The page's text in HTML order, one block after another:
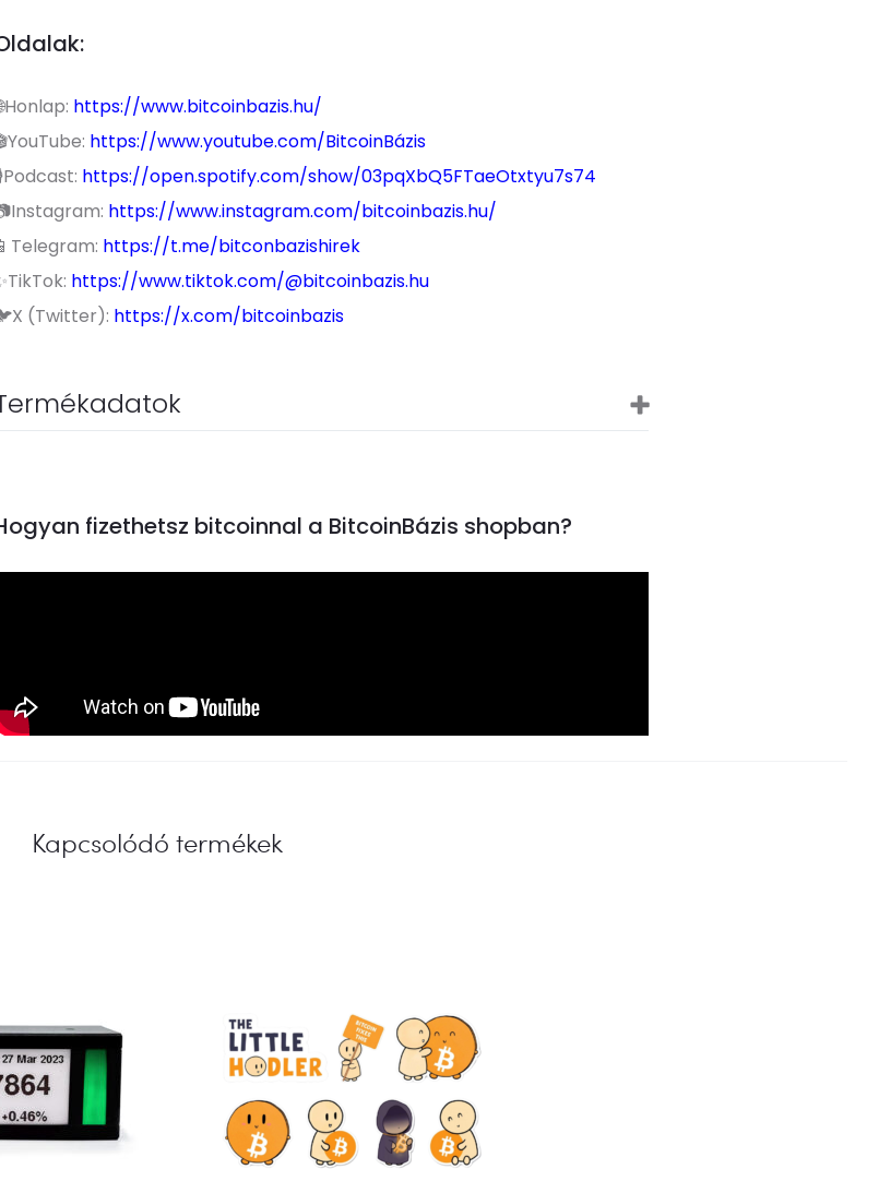
https://www.bitcoinbazis.hu/
https://www.youtube.com/BitcoinBázis
https://open.spotify.com/show/03pqXbQ5FTaeOtxtyu7s74
https://www.instagram.com/bitcoinbazis.hu/
📱Telegram: https://t.me/bitconbazishirek
https://www.tiktok.com/@bitcoinbazis.hu
(Twitter): https://x.com/bitcoinbazis
fizethetsz bitcoinnal a BitcoinBázis shopban?
Kapcsolódó termékek